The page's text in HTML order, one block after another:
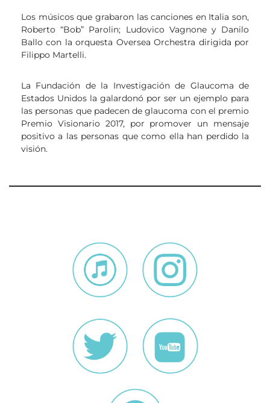
Los músicos que grabaron las canciones en Italia son,
Roberto “Bob” Parolin; Ludovico Vagnone y Danilo
Ballo con la orquesta Oversea Orchestra dirigida por
Filippo Martelli.
La Fundación de la Investigación de Glaucoma de
Estados Unidos la galardonó por ser un ejemplo para
las personas que padecen de glaucoma con el premio
Premio Visionario 2017, por promover un mensaje
positivo a las personas que como ella han perdido la
visión.